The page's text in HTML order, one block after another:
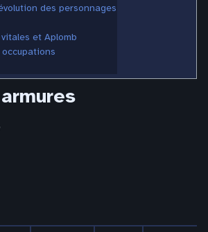
des personnages
et Aplomb